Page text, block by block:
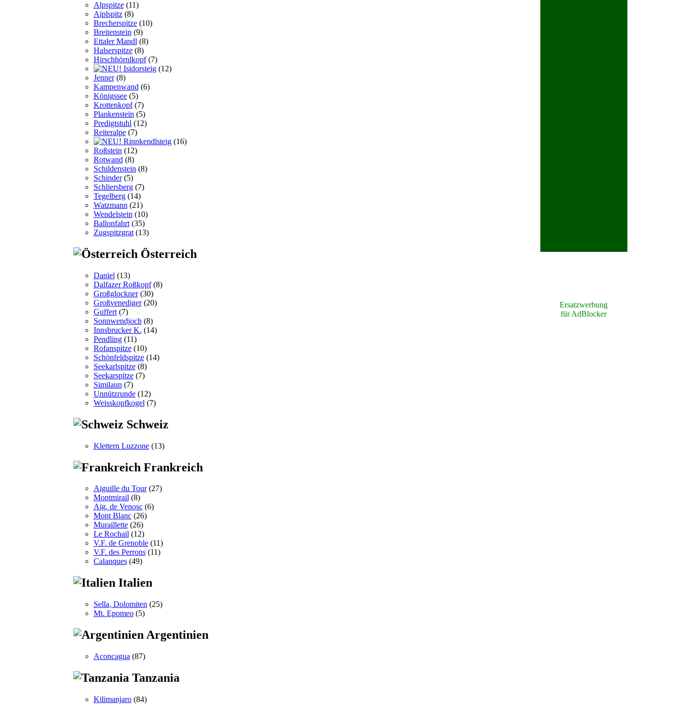
Ersatzwerbung
für AdBlocker
Alpspitze(11)
Aiplspitz(8)
Brecherspitze(10)
Breitenstein (9)
Ettaler Mandl (8)
Halserspitze(8)
Hirschhörnlkopf(7)
Isidorsteig(12)
Jenner(8)
Kampenwand (6)
Königssee(5)
Krottenkopf(7)
Plankenstein (5)
Predigtstuhl (12)
Reiteralpe(7)
Rinnkendlsteig(16)
Roßstein (12)
Rotwand (8)
Schildenstein (8)
Schinder(5)
Schliersberg(7)
Tegelberg(14)
Watzmann (21)
Wendelstein (10)
Ballonfahrt(35)
Zugspitzgrat(13)
Österreich
Daniel (13)
Dalfazer Roßkopf(8)
Großglockner(30)
Großvenediger(20)
Guffert(7)
Sonnwendjoch (8)
Innsbrucker K. (14)
Pendling(11)
Rofanspitze(10)
Schönfeldspitze(14)
Seekarlspitze(8)
Seekarspitze(7)
Similaun (7)
Unnützrunde(12)
Weisskopfkogel (7)
Schweiz
Klettern Luzzone(13)
Frankreich
Aiguille du Tour(27)
Montmirail(8)
Aig. de Venosc(6)
Mont Blanc(26)
Muraillette(26)
Le Rochail(12)
V.F. de Grenoble(11)
V.F. des Perrons(11)
Calanques(49)
Italien
Sella, Dolomiten (25)
Mt. Epomeo(5)
Argentinien
Aconcagua (87)
Tanzania
Kilimanjaro(84)